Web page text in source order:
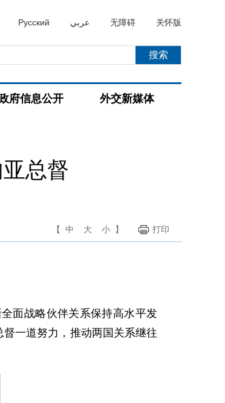
Русский عربي 无障碍 关怀版
府信息公开 外交新媒体
总督
【 中 大 小 】 打印
面战略伙伴关系保持高水平发
一道努力，推动两国关系继往